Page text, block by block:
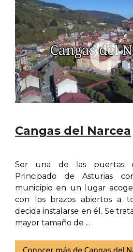
Cangas del Narcea
Ser una de las puertas
Principado de Asturias
municipio en un lugar
con los brazos abiertos a
decida instalarse en él. Se
mayor tamaño de ...